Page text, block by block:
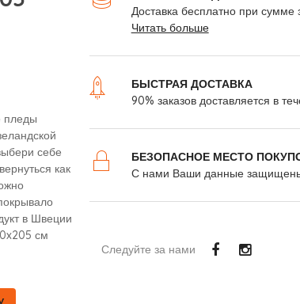
пледы
себе
как
в Швеции
см
Доставка бесплатно при сумме
Читать больше
БЫСТРАЯ ДОСТАВКА
90% заказов доставляется в
БЕЗОПАСНОЕ МЕСТО
С нами Ваши данные
Следуйте за нами